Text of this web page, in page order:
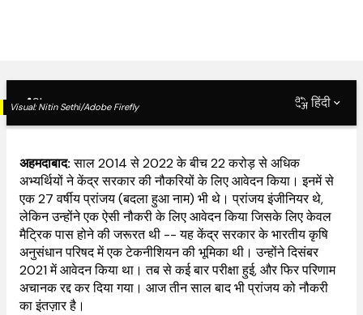
Visual: Nitin Sethi/Adobe Firefly
Share हिंदी
अहमदाबाद:साल 2014 से 2022 के बीच 22 करोड़ से अधिक
अभ्यर्थियों ने केंद्र सरकार की नौकरियों के लिए आवेदन किया। इनमें से
एक 27 वर्षीय प्रांजय (बदला हुआ नाम) भी थे। प्रांजय इंजीनियर थे,
लेकिन उन्होंने एक ऐसी नौकरी के लिए आवेदन किया जिसके लिए केवल
मैट्रिक पास होने की जरूरत थी -- यह केंद्र सरकार के भारतीय कृषि
अनुसंधान परिषद में एक टेकनीशियन की भूमिका थी। उन्होंने दिसंबर
2021 में आवेदन किया था। तब से कई बार परीक्षा हुई, और फिर परिणाम
अचानक रद्द कर दिया गया। आज तीन साल बाद भी प्रांजय को नौकरी
का इंतज़ार है।